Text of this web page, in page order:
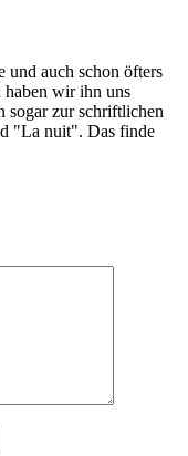
und auch schon öfters
haben wir ihn uns
sogar zur schriftlichen
"La nuit". Das finde